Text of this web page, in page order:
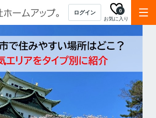
ログイン
お気に入り
0